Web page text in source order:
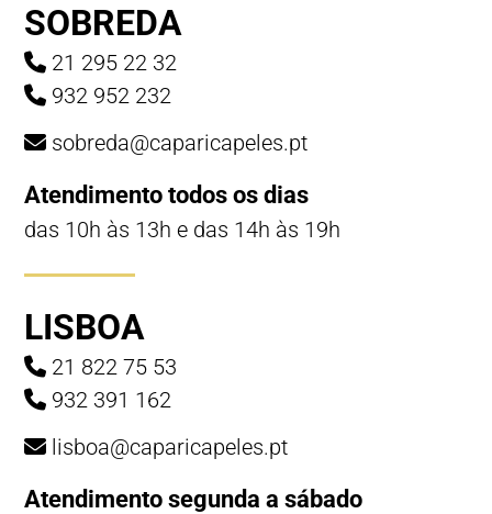
SOBREDA
21 295 22 32
932 952 232
sobreda@caparicapeles.pt
Atendimento todos os dias
das 10h às 13h e das 14h às 19h
LISBOA
21 822 75 53
932 391 162
lisboa@caparicapeles.pt
Atendimento segunda a sábado